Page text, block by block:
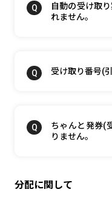
自動の受け取
れません。
受け取り番号(
ちゃんと発券(
りません。
分配に関して